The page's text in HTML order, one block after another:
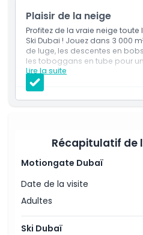
Politique enfant/adulte
À savoir
Emplacement
Plaisir de la neige
Profitez de la vraie neige
Ski Dubai ! Jouez dans 3 000
de luge, les descentes en
les toboggans en tube pour
amusante.
Lire la suite
Inclus
Entrée unique au Parc de
tubing.
Un tour de l'attraction
Équipement d'hiver fourni
chaussettes jetables,
polaire gratuits.
Le port du casque est
moins de 13 ans.
Récapitulatif de
Motiongate Dubaï
Date de la visite
Adultes
Ski Dubaï